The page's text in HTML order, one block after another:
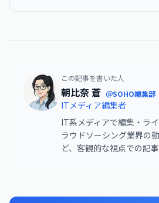
この記事を書いた人
朝比奈 蒼 ＠SOHO編集部
ITメディア編集者
IT系メディアで編集・ラ
ラウドソーシング業界の
ど、客観的な視点での記